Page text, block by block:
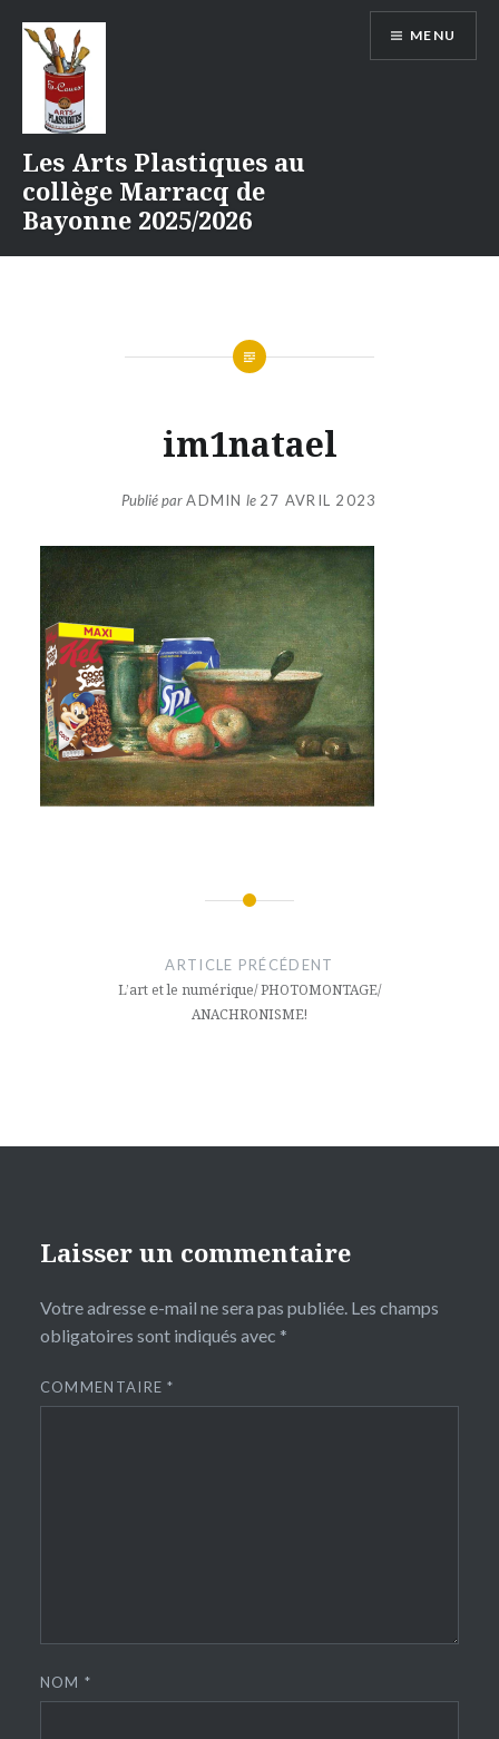
contenu
Les Arts Plastiques au
collège Marracq de
Bayonne 2025/2026
MENU
im1natael
Publié parADMIN le 27 AVRIL 2023
ARTICLE PRÉCÉDENT
L’art et le numérique/ PHOTOMONTAGE/
ANACHRONISME!
Laisser un commentaire
Votre adresse e-mail ne sera pas publiée. Les champs
obligatoires sont indiqués avec *
COMMENTAIRE*
NOM*